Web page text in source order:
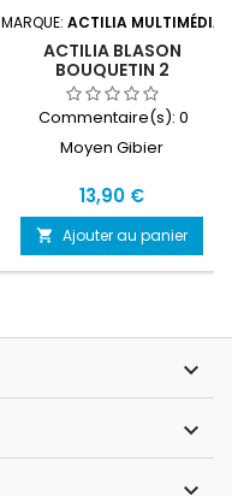
MARQUE: ACTILIA MULTIMÉDIA
ACTILIA BLASON
BOUQUETIN 2
Commentaire(s): 0
Moyen Gibier
Prix
13,90 €
 Ajouter au panier

